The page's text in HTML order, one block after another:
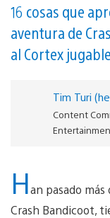
16 cosas que
aventura de
al Cortex
Tim Turi
Content
Han pasado
Crash Bandicoot,